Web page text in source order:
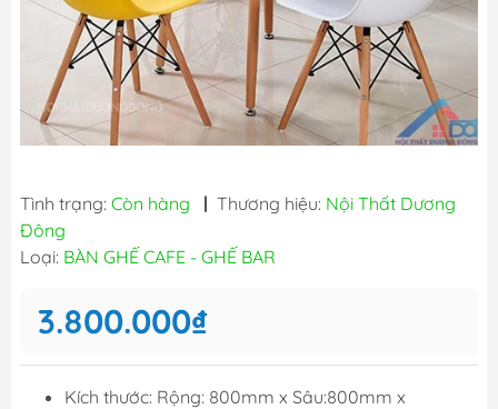
Tình trạng: Còn hàng | Thương hiệu: Nội Thất Dương
Đông
Loại: BÀN GHẾ CAFE - GHẾ BAR
3.800.000₫
Kích thước: Rộng: 800mm x Sâu:800mm x